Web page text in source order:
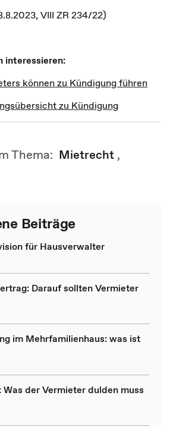
VIII ZR 234/22)
interessieren:
können zu Kündigung führen
zu Kündigung
Thema: Mietrecht ,
Beiträge
für Hausverwalter
Darauf sollten Vermieter
im Mehrfamilienhaus: was ist
der Vermieter dulden muss